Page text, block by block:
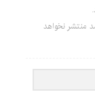
منتشر نخواهد